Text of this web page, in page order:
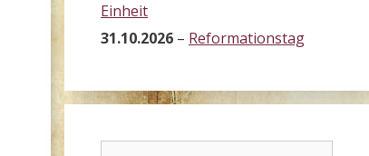
Einheit
31.10.2026 – Reformationstag